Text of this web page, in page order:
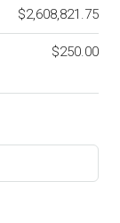
$2,608,821.75
$250.00